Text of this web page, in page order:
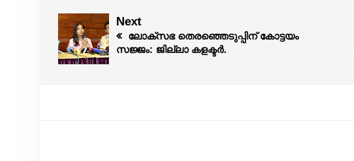
Next
ലോക്‌സഭ തെരഞ്ഞെടുപ്പിന് കോട്ടയം
സജ്ജം: ജില്ലാ കളക്ടർ.